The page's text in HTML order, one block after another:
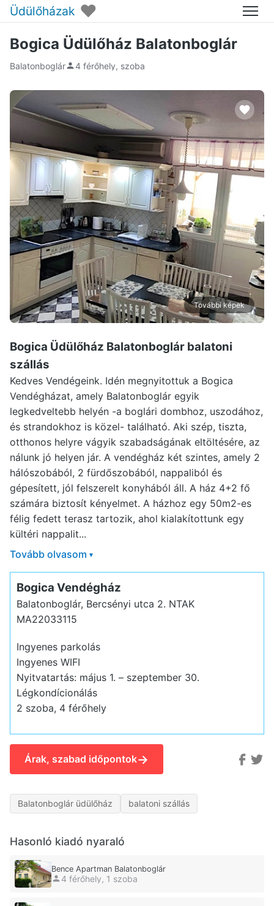
Üdülőházak ♥ Menü
Bogica Üdülőház Balatonboglár
Balatonboglár 4 férőhely, szoba
További képek
Bogica Üdülőház Balatonboglár balatoni
szállás
Kedves Vendégeink. Idén megnyitottuk a Bogica
Vendégházat, amely Balatonboglár egyik
legkedveltebb helyén -a boglári dombhoz, uszodához,
és strandokhoz is közel- található. Aki szép, tiszta,
otthonos helyre vágyik szabadságának eltöltésére, az
nálunk jó helyen jár. A vendégház két szintes, amely 2
hálószobából, 2 fürdőszobából, nappaliból és
gépesített, jól felszerelt konyhából áll. A ház 4+2 fő
számára biztosít kényelmet. A házhoz egy 50m2-es
félig fedett terasz tartozik, ahol kialakítottunk egy
kültéri nappalit...
Tovább olvasom ▾
Bogica Vendégház
Balatonboglár, Bercsényi utca 2. NTAK
MA22033115
Ingyenes parkolás
Ingyenes WIFI
Nyitvatartás: május 1. – szeptember 30.
Légkondícionálás
2 szoba, 4 férőhely
Árak, szabad időpontok→
Balatonboglár üdülőház balatoni szállás
Hasonló kiadó nyaraló
Bence Apartman Balatonboglár
4 férőhely, 1 szoba